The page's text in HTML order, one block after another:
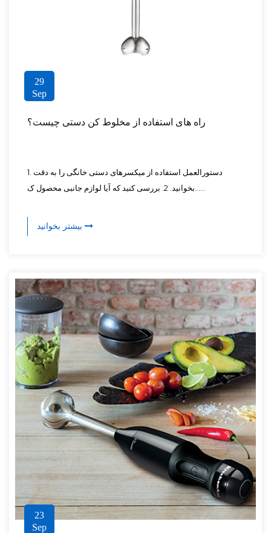
29
Sep
راه های استفاده از مخلوط کن دستی چیست؟
1. دستورالعمل استفاده از میکسرهای دستی خانگی را به دقت
23
Sep